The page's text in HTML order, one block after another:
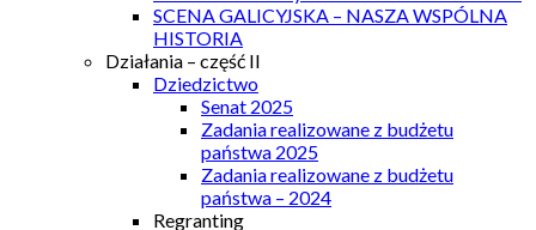
SCENA GALICYJSKA – NASZA WSPÓLNA
HISTORIA
Działania – część II
Dziedzictwo
Senat 2025
Zadania realizowane z budżetu
państwa 2025
Zadania realizowane z budżetu
państwa – 2024
Regranting